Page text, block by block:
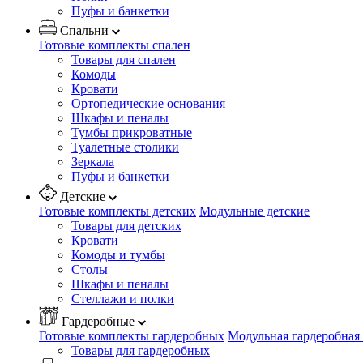
Пуфы и банкетки
Спальни
Готовые комплекты спален
Товары для спален
Комоды
Кровати
Ортопедические основания
Шкафы и пеналы
Тумбы прикроватные
Туалетные столики
Зеркала
Пуфы и банкетки
Детские
Готовые комплекты детских Модульные детские
Товары для детских
Кровати
Комоды и тумбы
Столы
Шкафы и пеналы
Стеллажи и полки
Гардеробные
Готовые комплекты гардеробных Модульная
Товары для гардеробных